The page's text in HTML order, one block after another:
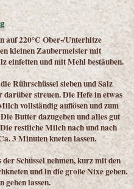
auf 220°C Ober-/Unterhitze
kleinen Zaubermeister mit
einfetten und mit Mehl bestäuben.
Rührschüssel sieben und Salz
darüber streuen. Die Hefe in etwas
vollständig auflösen und zum
Butter dazugeben und alles gut
restliche Milch nach und nach
3 Minuten kneten lassen.
der Schüssel nehmen, kurz mit den
und in die große Nixe geben.
gehen lassen.